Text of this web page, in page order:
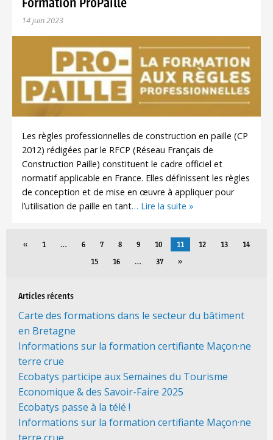
14 juin 2023
Les règles professionnelles de construction en paille (CP
2012) rédigées par le RFCP (Réseau Français de
Construction Paille) constituent le cadre officiel et
normatif applicable en France. Elles définissent les règles
de conception et de mise en œuvre à appliquer pour
l’utilisation de paille en tant… Lire la suite »
« 1 … 6 7 8 9 10 11 12 13
14
15
16 … 37 »
Articles récents
Carte des formations dans le secteur du bâtiment
en Bretagne
Informations sur la formation certifiante Maçon·ne
terre crue
Ecobatys participe aux Semaines du Tourisme
Economique & des Savoir-Faire 2025
Ecobatys passe à la télé !
Informations sur la formation certifiante Maçon·ne